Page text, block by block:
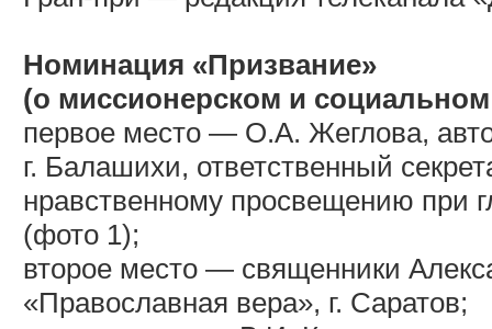
Номинация «Призвание»
(о миссионерском и
первое место — О.А. Жеглова,
г. Балашихи, ответственный
нравственному просвещению при
(фото 1);
второе место — священники
«Православная вера», г. Саратов;